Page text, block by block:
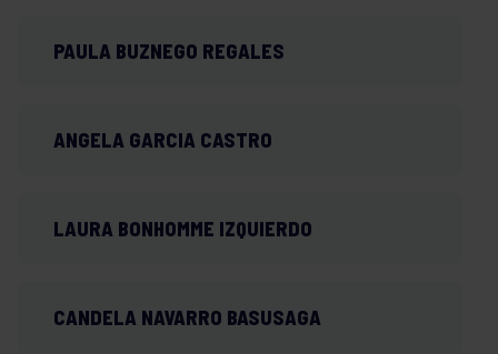
PAULA BUZNEGO REGALES
ANGELA GARCIA CASTRO
LAURA BONHOMME IZQUIERDO
CANDELA NAVARRO BASUSAGA